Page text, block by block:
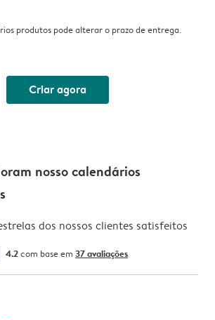
produtos pode alterar o prazo de entrega.
Criar agora
nosso calendários
dos nossos clientes satisfeitos
4.2com base em 37 avaliações